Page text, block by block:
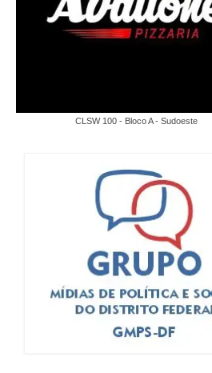
CLSW 100 - Bloco A - Sudoeste